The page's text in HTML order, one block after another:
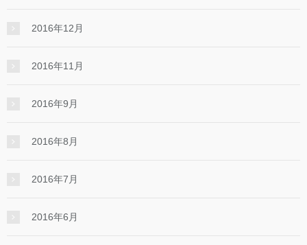
2016年12月
2016年11月
2016年9月
2016年8月
2016年7月
2016年6月